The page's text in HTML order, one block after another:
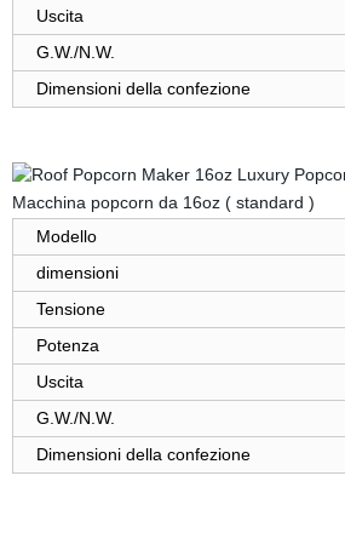
Uscita
G.W./N.W.
Dimensioni della confezione
Macchina popcorn da 16oz ( standard )
Modello
dimensioni
Tensione
Potenza
Uscita
G.W./N.W.
Dimensioni della confezione